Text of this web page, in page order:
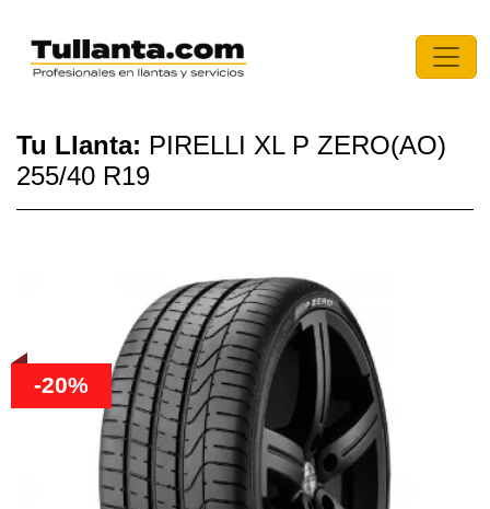
Tu Llanta: PIRELLI XL P ZERO(AO)
255/40 R19
-20%